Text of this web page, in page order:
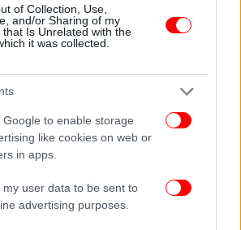
of Collection, Use,
and/or Sharing of my
that Is Unrelated with the
it was collected.
Google to enable storage
like cookies on web or
in apps.
my user data to be sent to
advertising purposes.